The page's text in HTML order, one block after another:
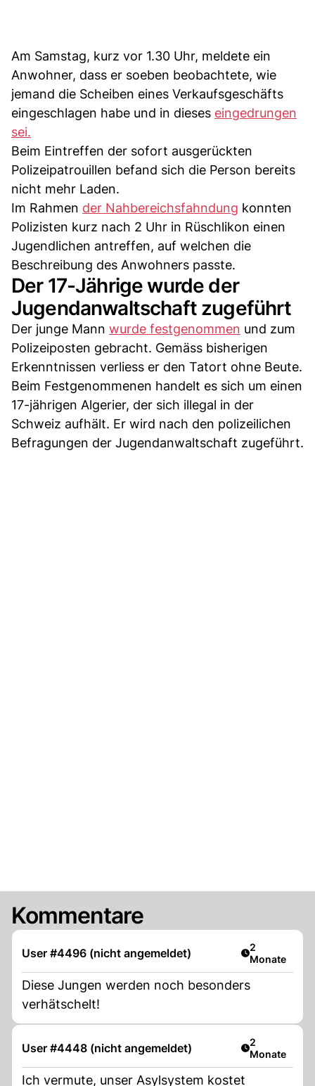
Am Samstag, kurz vor 1.30 Uhr, meldete ein
Anwohner, dass er soeben beobachtete, wie
jemand die Scheiben eines Verkaufsgeschäfts
eingeschlagen habe und in dieses eingedrungen
sei.
Beim Eintreffen der sofort ausgerückten
Polizeipatrouillen befand sich die Person bereits
nicht mehr Laden.
Im Rahmen der Nahbereichsfahndung konnten
Polizisten kurz nach 2 Uhr in Rüschlikon einen
Jugendlichen antreffen, auf welchen die
Beschreibung des Anwohners passte.
Der 17-Jährige wurde der
Jugendanwaltschaft zugeführt
Der junge Mann wurde festgenommen und zum
Polizeiposten gebracht. Gemäss bisherigen
Erkenntnissen verliess er den Tatort ohne Beute.
Beim Festgenommenen handelt es sich um einen
17-jährigen Algerier, der sich illegal in der
Schweiz aufhält. Er wird nach den polizeilichen
Befragungen der Jugendanwaltschaft zugeführt.
Kommentare
User #4496 (nicht angemeldet) Artikel
2
Monate
Diese Jungen werden noch besonders
verhätschelt!
User #4448 (nicht angemeldet) Artikel
2
Monate
Ich vermute, unser Asylsystem kostet